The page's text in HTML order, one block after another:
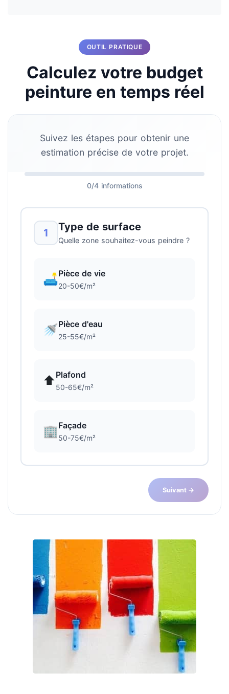
OUTIL PRATIQUE
Calculez votre budget
peinture en temps réel
Suivez les étapes pour obtenir une
estimation précise de votre projet.
0/4 informations
1 Type de surface
Quelle zone souhaitez-vous peindre ?
🛋️Pièce de vie
20-50€/m²
🚿Pièce d'eau
25-55€/m²
⬆️ Plafond
50-65€/m²
🏢Façade
50-75€/m²
Suivant →